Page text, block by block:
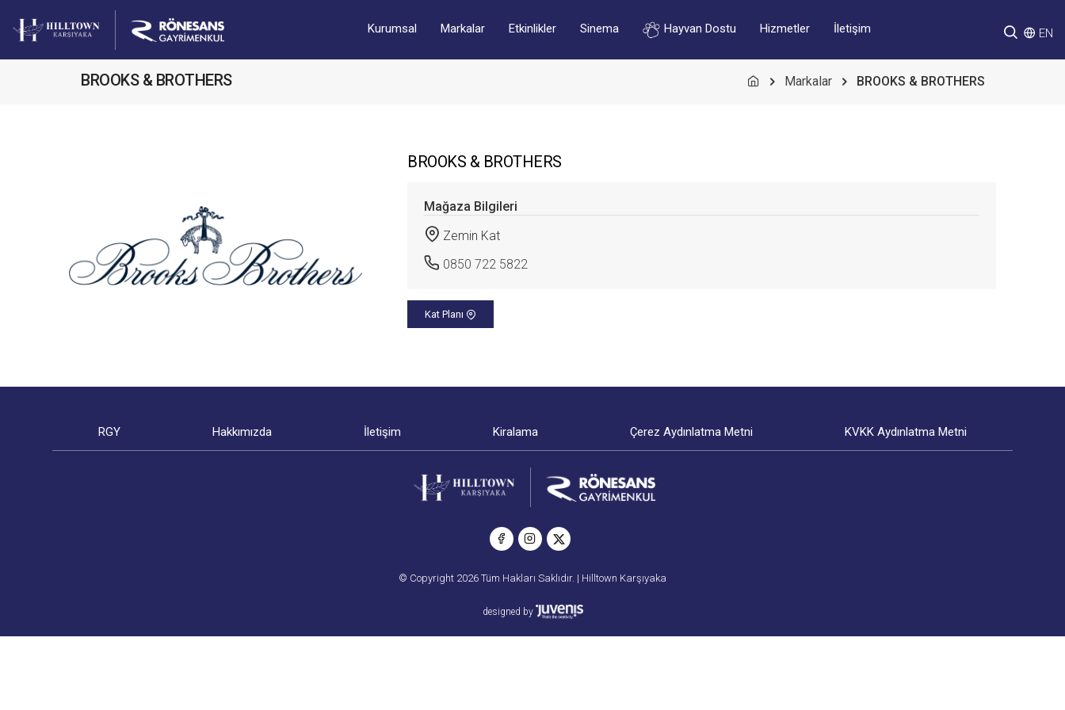
Kurumsal Markalar Etkinlikler Sinema Hayvan Dostu Hizmetler İletişim EN
BROOKS & BROTHERS Markalar BROOKS & BROTHERS
BROOKS & BROTHERS
Mağaza Bilgileri
Zemin Kat
0850 722 5822
Kat Planı
RGY Hakkımızda İletişim Kiralama Çerez Aydınlatma Metni KVKK Aydınlatma Metni
© Copyright 2026 Tüm Hakları Saklıdır. | Hilltown Karşıyaka
designed by